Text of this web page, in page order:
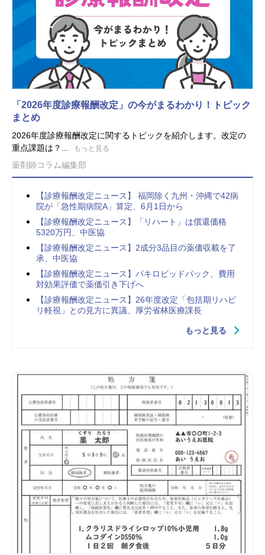
「2026年度診療報酬改定」の今がまるわかり！トピック
まとめ
2026年度診療報酬改定に関するトピックを紹介します。改定の
重点課題は？...
もっと見る
薬剤師コラム編集部
【診療報酬改定ニュース】 福岡除く九州・沖縄で42病
院が「急性期病院A」算定、6月1日から
【診療報酬改定ニュース】「リハート」は償還価格
5320万円、中医協
【診療報酬改定ニュース】2成分3品目の薬価収載を了
承、中医協
【診療報酬改定ニュース】パキロビッドパック、費用
対効果評価で薬価引き下げへ
【診療報酬改定ニュース】26年度改定「包括期リハビ
リ軽視」との見方に異議、厚労省林医療課長
もっと見る